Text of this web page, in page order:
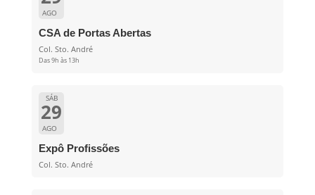
AGO
CSA de Portas Abertas
Col. Sto. André
Das 9h às 13h
SÁB
29
AGO
Expô Profissões
Col. Sto. André